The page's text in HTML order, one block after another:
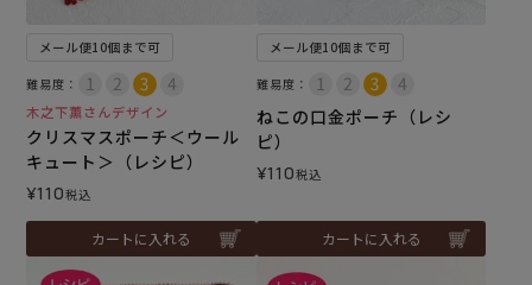
メール便10個まで可
難易度：
木之下薫さんデザイン
クリスマスポーチ＜ウール
キュート＞（レシピ）
¥110税込
カートに入れる
メール便10個まで可
難易度：
ねこの口金ポーチ（レシ
ピ）
¥110税込
カートに入れる